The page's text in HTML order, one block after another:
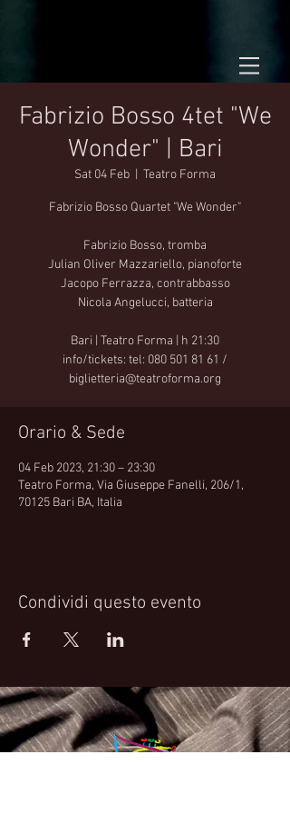
Fabrizio Bosso 4tet "We
Wonder" | Bari
Sat 04 Feb Teatro Forma
Fabrizio Bosso Quartet "We Wonder"
Fabrizio Bosso, tromba
Julian Oliver Mazzariello, pianoforte
Jacopo Ferrazza, contrabbasso
Nicola Angelucci, batteria
Bari | Teatro Forma | h 21:30
info/tickets: tel: 080 501 81 61 /
Orario & Sede
04 Feb 2023, 21:30 – 23:30
Teatro Forma, Via Giuseppe Fanelli, 206/1,
70125 Bari BA, Italia
Condividi questo evento